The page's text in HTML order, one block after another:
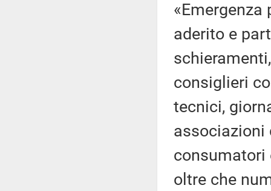
aderito e
consiglieri
tecnici,
associazioni
oltre che